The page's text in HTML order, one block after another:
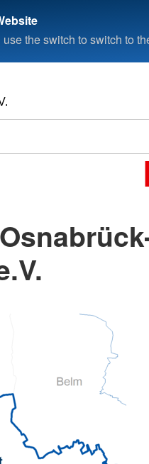
the switch to switch to